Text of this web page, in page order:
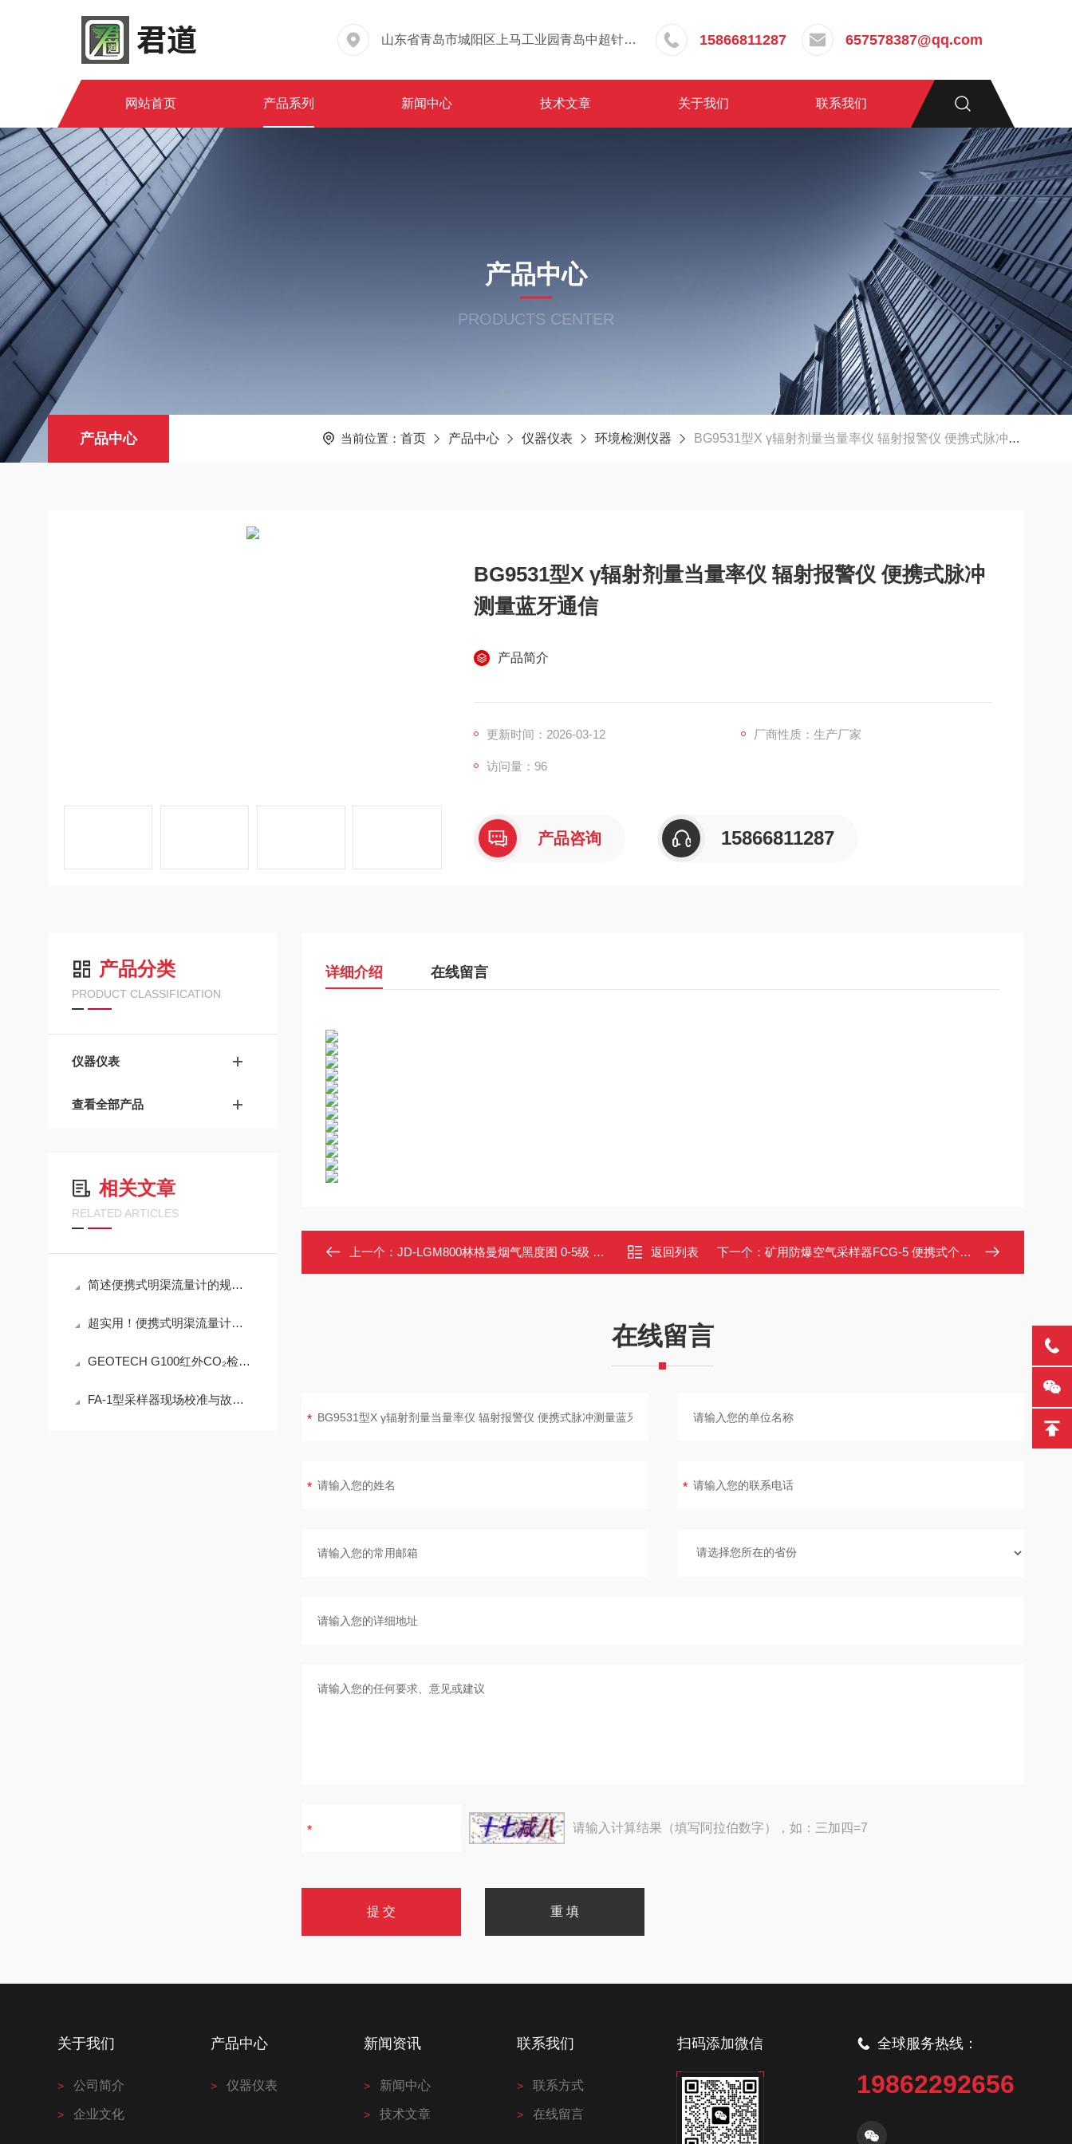
山东省青岛市城阳区上马工业园青岛中超针织有限公司院内东办公楼三层 15866811287 657578387@qq.com
网站首页 产品系列 新闻中心 技术文章 关于我们 联系我们
产品中心
PRODUCTS CENTER
产品中心 当前位置： 首页 产品中心 仪器仪表 环境检测仪器 BG9531型X γ辐射剂量当量率仪 辐射报警仪 便携式脉冲测量蓝牙通信
BG9531型X γ辐射剂量当量率仪 辐射报警仪 便携式脉冲
测量蓝牙通信
产品简介
更新时间：2026-03-12 厂商性质：生产厂家
访问量：96
产品咨询 15866811287
产品分类
PRODUCT CLASSIFICATION
仪器仪表
查看全部产品
相关文章
RELATED ARTICLES
简述便携式明渠流量计的规范操作流程
超实用！便携式明渠流量计定期维护保养方法大汇总
GEOTECH G100红外CO₂检测仪技术参数
FA-1型采样器现场校准与故障排查实用指南
详细介绍 在线留言
上一个： JD-LGM800林格曼烟气黑度图 0-5级 便携式环保监测工具HJ/T 398-2007 返回列表 下一个： 矿用防爆空气采样器FCG-5 便携式个体粉尘采样仪0.1～3.0L/min流量
在线留言
请输入计算结果（填写阿拉伯数字），如：三加四=7
关于我们
公司简介
企业文化
产品中心
仪器仪表
新闻资讯
新闻中心
技术文章
联系我们
联系方式
在线留言
扫码添加微信 全球服务热线：
19862292656